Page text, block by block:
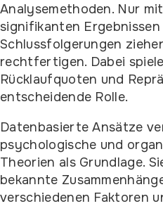
Analysemethoden. Nur
signifikanten
Schlussfolgerungen
rechtfertigen. Dabei
Rücklaufquoten und
entscheidende Rolle.
Datenbasierte Ansätze
psychologische und
Theorien als Grundlage.
bekannte
verschiedenen Faktoren